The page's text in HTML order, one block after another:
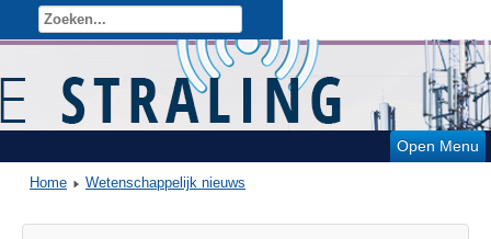
Open Menu
Home Wetenschappelijk nieuws